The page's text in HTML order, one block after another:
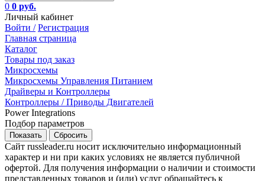
0 0 руб.
Личный кабинет
Войти / Регистрация
Главная страница
Каталог
Товары под заказ
Микросхемы
Микросхемы Управления Питанием
Драйверы и Контроллеры
Контроллеры / Приводы Двигателей
Power Integrations
Подбор параметров
Сайт russleader.ru носит исключительно информационный
характер и ни при каких условиях не является публичной
офертой. Для получения информации о наличии и стоимости
представленных товаров и (или) услуг обращайтесь к